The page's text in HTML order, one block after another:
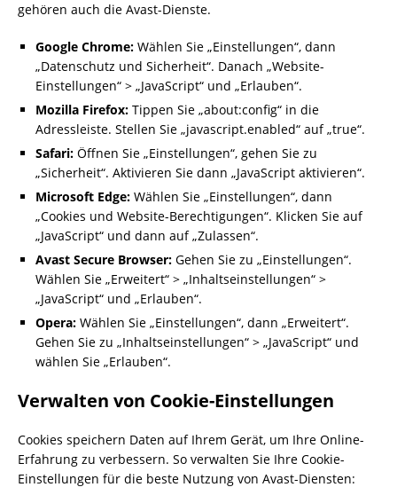
gehören auch die Avast-Dienste.
Google Chrome: Wählen Sie „Einstellungen“, dann
„Datenschutz und Sicherheit“. Danach „Website-
Einstellungen“ > „JavaScript“ und „Erlauben“.
Mozilla Firefox: Tippen Sie „about:config“ in die
Adressleiste. Stellen Sie „javascript.enabled“ auf „true“.
Safari: Öffnen Sie „Einstellungen“, gehen Sie zu
„Sicherheit“. Aktivieren Sie dann „JavaScript aktivieren“.
Microsoft Edge: Wählen Sie „Einstellungen“, dann
„Cookies und Website-Berechtigungen“. Klicken Sie auf
„JavaScript“ und dann auf „Zulassen“.
Avast Secure Browser: Gehen Sie zu „Einstellungen“.
Wählen Sie „Erweitert“ > „Inhaltseinstellungen“ >
„JavaScript“ und „Erlauben“.
Opera: Wählen Sie „Einstellungen“, dann „Erweitert“.
Gehen Sie zu „Inhaltseinstellungen“ > „JavaScript“ und
wählen Sie „Erlauben“.
Verwalten von Cookie-Einstellungen
Cookies speichern Daten auf Ihrem Gerät, um Ihre Online-
Erfahrung zu verbessern. So verwalten Sie Ihre Cookie-
Einstellungen für die beste Nutzung von Avast-Diensten: